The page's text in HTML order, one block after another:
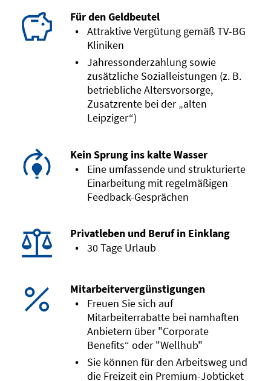
Für den Geldbeutel
Attraktive Vergütung gemäß TV-BG
Kliniken
Jahressonderzahlung sowie
zusätzliche Sozialleistungen (z. B.
betriebliche Altersvorsorge,
Zusatzrente bei der „alten
Leipziger“)
Kein Sprung ins kalte Wasser
Eine umfassende und strukturierte
Einarbeitung mit regelmäßigen
Feedback-Gesprächen
Privatleben und Beruf in Einklang
30 Tage Urlaub
Mitarbeitervergünstigungen
Freuen Sie sich auf
Mitarbeiterrabatte bei namhaften
Anbietern über "Corporate
Benefits“ oder "Wellhub"
Sie können für den Arbeitsweg und
die Freizeit ein Premium-Jobticket